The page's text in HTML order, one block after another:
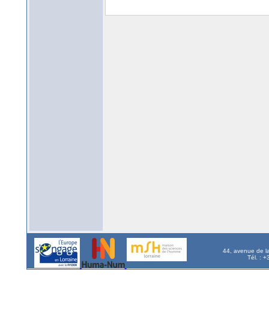
44, avenue de
Tél. :